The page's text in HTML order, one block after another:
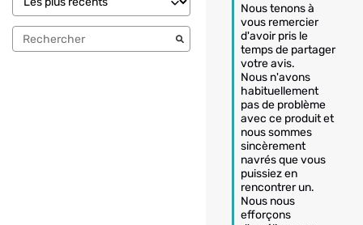
Nous tenons à
vous remercier
d'avoir pris le
temps de partager
votre avis.
Nous n'avons
habituellement
pas de problème
avec ce produit et
nous sommes
sincèrement
navrés que vous
puissiez en
rencontrer un.
Nous nous
efforçons